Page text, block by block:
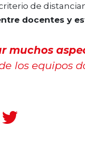
de
docentes y
muchos
los equipos